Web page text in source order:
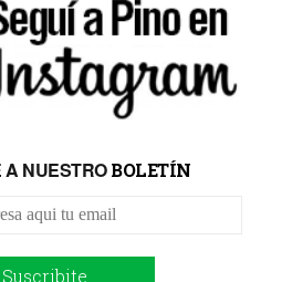
A NUESTROBOLETÍN
Suscribite